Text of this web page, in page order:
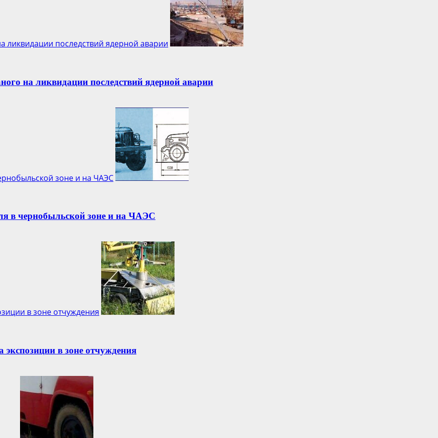
ликвидации последствий ядерной аварии
на ликвидации последствий ядерной аварии
зоне и на ЧАЭС
в чернобыльской зоне и на ЧАЭС
в зоне отчуждения
в зоне отчуждения